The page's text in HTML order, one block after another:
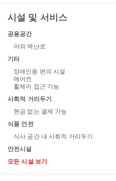
시설 및 서비스
공용공간
야외 벽난로
기타
장애인용 편의 시설
에어컨
휠체어 접근 가능
사회적 거리두기
현금 없는 결제 가능
식품 안전
식사 공간 내 사회적 거리두기
안전시설
모든 시설 보기